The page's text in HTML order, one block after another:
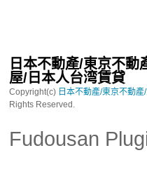
日本不動產/東京不
屋/日本人台湾賃貸
Copyright(c) 日本不動產/東京不動
Rights Reserved.
Fudousan